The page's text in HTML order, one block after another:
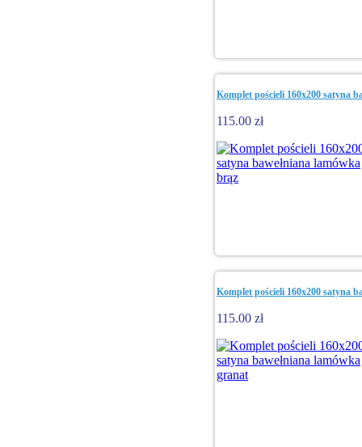
Komplet pościeli 160x200 satyna
115.00 zł
Komplet pościeli 160x200 satyna
115.00 zł